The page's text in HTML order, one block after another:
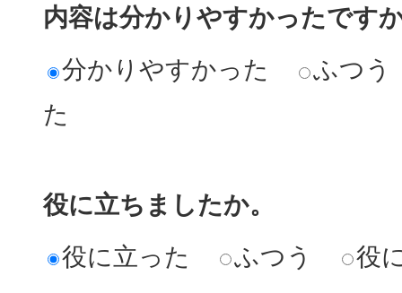
内容は分かりやすかったです
分かりやすかった
ふつう
た
役に立ちましたか。
役に立った
ふつう 役